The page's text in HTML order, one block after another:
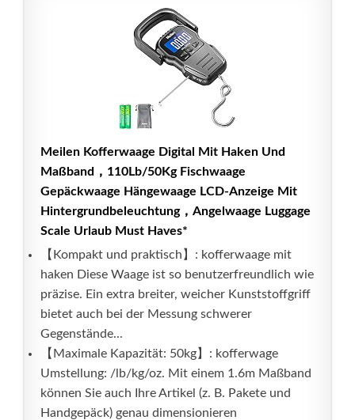
Meilen Kofferwaage Digital Mit Haken Und
Maßband，110Lb/50Kg Fischwaage
Gepäckwaage Hängewaage LCD-Anzeige Mit
Hintergrundbeleuchtung，Angelwaage Luggage
Scale Urlaub Must Haves*
【Kompakt und praktisch】: kofferwaage mit
haken Diese Waage ist so benutzerfreundlich wie
präzise. Ein extra breiter, weicher Kunststoffgriff
bietet auch bei der Messung schwerer
Gegenstände...
【Maximale Kapazität: 50kg】: kofferwage
Umstellung: /lb/kg/oz. Mit einem 1.6m Maßband
können Sie auch Ihre Artikel (z. B. Pakete und
Handgepäck) genau dimensionieren